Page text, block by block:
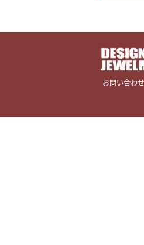
お問い合わせ